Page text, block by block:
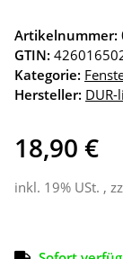
Artikelnummer:
GTIN:
Kategorie:
Hersteller: DUR-
18,90 €
inkl. 19% USt. ,